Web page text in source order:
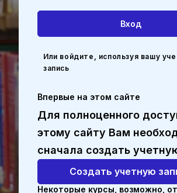
Вход
Или войдите, используя вашу
запись
Впервые на этом сайте
Для полноценного
этому сайту Вам
сначала создать
Создать учетную
Некоторые курсы, возможно,